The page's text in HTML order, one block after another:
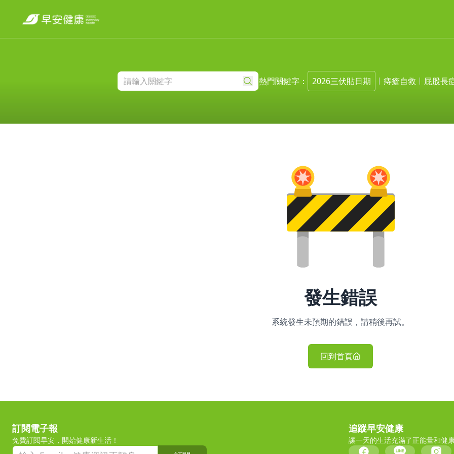
熱門關鍵字： 2026三伏貼日期 痔瘡自救 屁股長
發生錯誤
系統發生未預期的錯誤，請稍後再試。
回到首頁
訂閱電子報
免費訂閱早安，開始健康新生活！
追蹤早安健康
讓一天的生活充滿了正能量和健